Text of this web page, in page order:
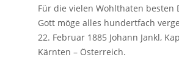
Für die vielen Wohlthaten besten
Gott möge alles hundertfach
22. Februar 1885 Johann Jankl,
Kärnten – Österreich.